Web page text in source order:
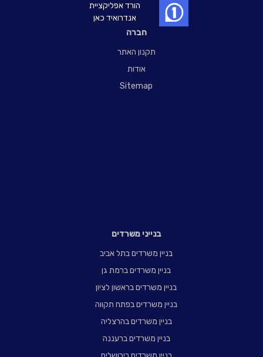
חברה
תקנון האתר
אודות
Sitemap
בנייני משרדים
בניין משרדים בתל אביב
בניין משרדים ברמת גן
בניין משרדים בראשון לציון
בניין משרדים בפתח תקווה
בניין משרדים בהרצליה
בניין משרדים ברעננה
הורד אפליקציית
אנדרואיד כאן